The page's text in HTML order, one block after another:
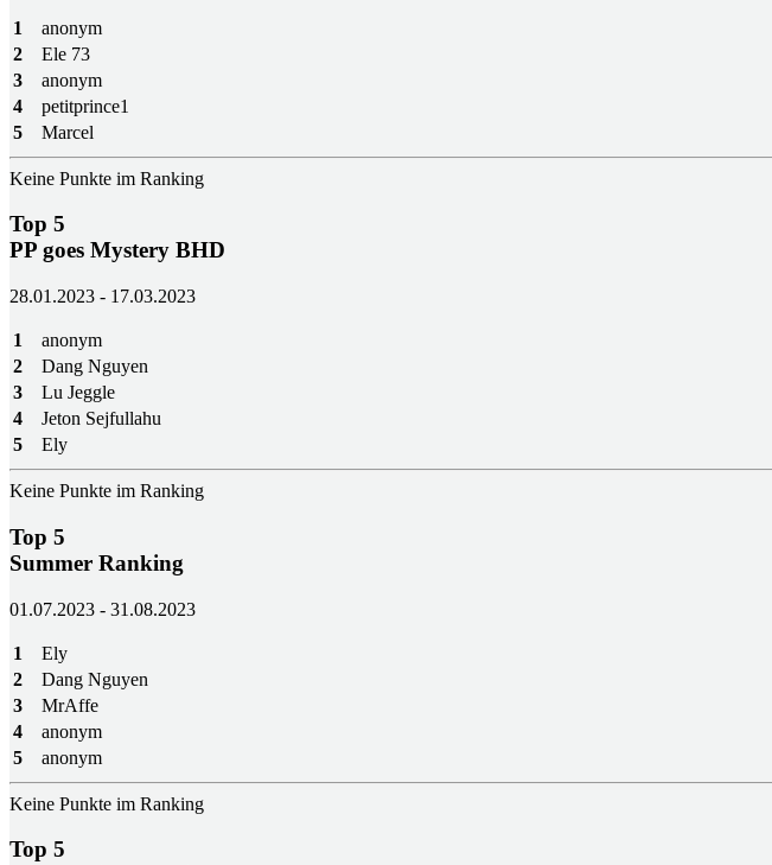
1 anonym
2
Ele 73
3
anonym
4
petitprince1
5
Marcel
Keine Punkte im Ranking
Top 5
PP goes Mystery BHD
28.01.2023 - 17.03.2023
1 anonym
2
Dang Nguyen
3
Lu Jeggle
4
Jeton Sejfullahu
5
Ely
Keine Punkte im Ranking
Top 5
Summer Ranking
01.07.2023 - 31.08.2023
1 Ely
2
Dang Nguyen
3
MrAffe
4
anonym
5
anonym
Keine Punkte im Ranking
Top 5